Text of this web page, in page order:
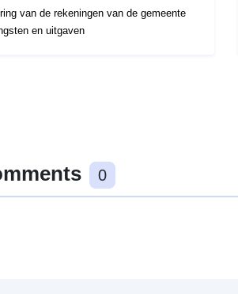
van de rekeningen van de gemeente
en uitgaven
0